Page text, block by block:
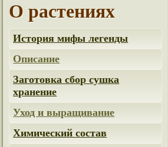
О растениях
История мифы легенды
Описание
Заготовка сбор сушка
хранение
Уход и выращивание
Химический состав